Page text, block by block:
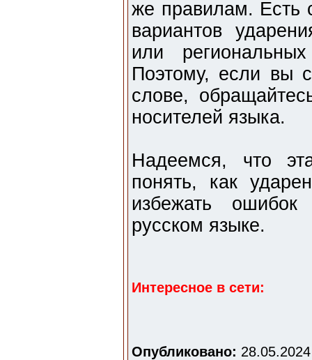
же правилам. Есть
вариантов
или
Поэтому, если вы
слове,
носителей языка.
Надеемся, что
понять, как
избежать
русском языке.
Интересное в сети:
Опубликовано: